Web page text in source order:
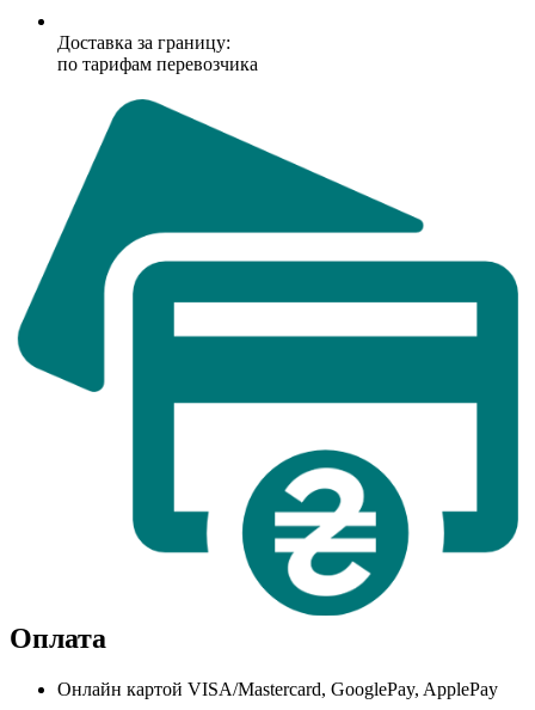
Доставка за границу:
по тарифам перевозчика
Оплата
Онлайн картой VISA/Mastercard, GooglePay, ApplePay